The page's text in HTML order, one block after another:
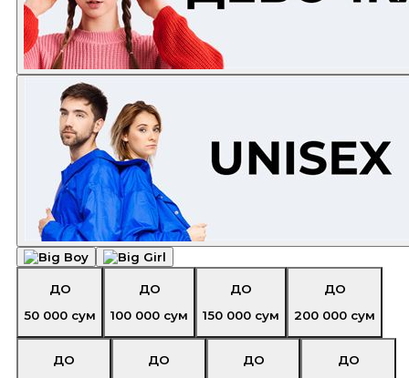
ДО
50 000 сум
ДО
100 000 сум
ДО
150 000 сум
ДО
200 000 сум
ДО
ДО
ДО
ДО